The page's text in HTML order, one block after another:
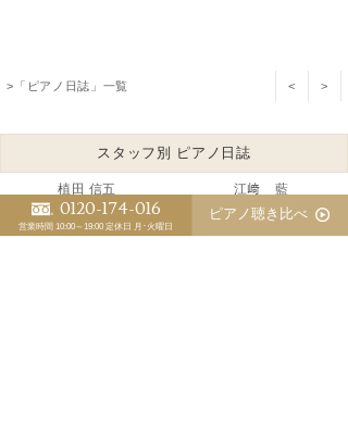
0120-174-016
営業時間 10:00～19:00 定休日 月･火曜日
>「ピアノ日誌」一覧 < >
スタッフ別 ピアノ日誌
植田 信五 江﨑 藍
三木 淳嗣（委託調律師）
ピアノ聴き比べ